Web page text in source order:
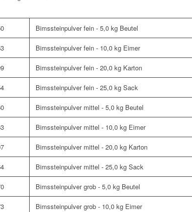
Bimssteinpulver fein - 5,0 kg Beutel
Bimssteinpulver fein - 10,0 kg Eimer
Bimssteinpulver fein - 20,0 kg Karton
Bimssteinpulver fein - 25,0 kg Sack
Bimssteinpulver mittel - 5,0 kg Beutel
Bimssteinpulver mittel - 10,0 kg Eimer
Bimssteinpulver mittel - 20,0 kg Karton
Bimssteinpulver mittel - 25,0 kg Sack
Bimssteinpulver grob - 5,0 kg Beutel
Bimssteinpulver grob - 10,0 kg Eimer